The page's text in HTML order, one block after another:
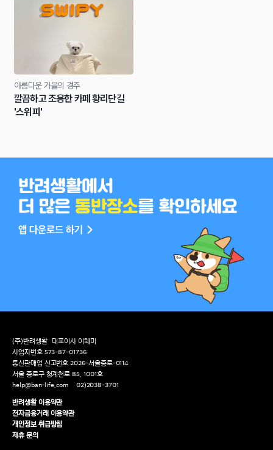
아름다운 가을의 경주
깔끔하고 조용한 카페 황리단길
'스위피'
(주)반려생활
대표이사 이혜미
사업자번호 573-87-01736
통신판매업 신고번호 2026-서울종로-0114
서울 종로구 청계천로 85, 1001호
help@ban-life.com
02)2038-3701
반려생활 이용약관
전자금융거래 이용약관
개인정보 취급방침
제휴 문의